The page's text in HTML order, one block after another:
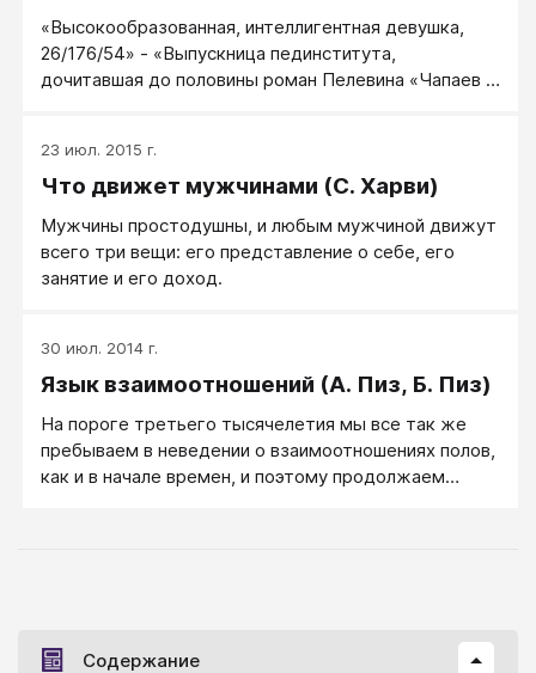
«Высокообразованная, интеллигентная девушка,
26/176/54» - «Выпускница пединститута,
дочитавшая до половины роман Пелевина «Чапаев и
некуда и не с кем пойти»; «Красивая, обаятельная
натуральная блондинка» - «На качественную краску
уходит ползарплаты»;
23 июл. 2015 г.
Что движет мужчинами (С. Харви)
Мужчины простодушны, и любым мужчиной движут
всего три вещи: его представление о себе, его
занятие и его доход.
30 июл. 2014 г.
Язык взаимоотношений (А. Пиз, Б. Пиз)
На пороге третьего тысячелетия мы все так же
пребываем в неведении о взаимоотношениях полов,
как и в начале времен, и поэтому продолжаем
физиологические и психологические различия,
Содержание